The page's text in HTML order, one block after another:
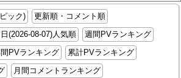
ック)
更新順・コメント順
(2026-08-07)人気順
週間PVランキング
PVランキング
累計PVランキング
月間コメントランキング